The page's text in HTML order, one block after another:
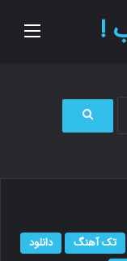
!
ج
ر
ا
تک آهنگ
دانلود